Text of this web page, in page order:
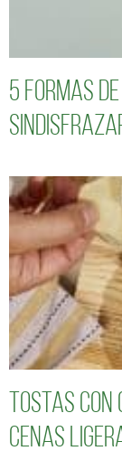
5 formas
Tostas
cenas